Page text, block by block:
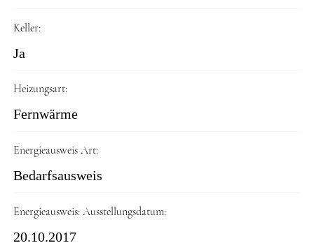
Keller:
Ja
Heizungsart:
Fernwärme
Energieausweis Art:
Bedarfsausweis
Energieausweis: Ausstellungsdatum:
20.10.2017